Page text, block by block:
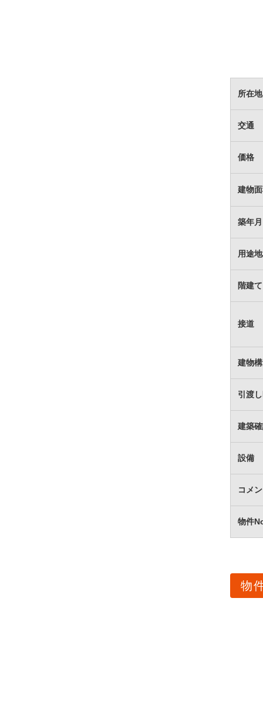
所在地
交通
価格
建物
築年月
用途
階建て
接道
建物
引渡
建築
設備
コメ
物件
物